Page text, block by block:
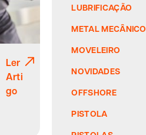
Ler
Arti
go
LUBRIFICAÇÃO
METAL MECÂNICO
MOVELEIRO
NOVIDADES
OFFSHORE
PISTOLA